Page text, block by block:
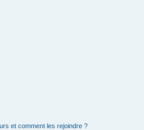
et comment les rejoindre ?